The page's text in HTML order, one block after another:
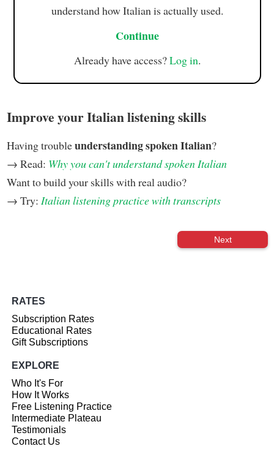
understand how Italian is actually used.
Continue
Already have access?Log in.
Improve your Italian listening skills
Having troubleunderstanding spoken Italian?
→ Read: Why you can't understand spoken Italian
Want to build your skills with real audio?
→ Try: Italian listening practice with transcripts
Next
RATES
Subscription Rates
Educational Rates
Gift Subscriptions
EXPLORE
Who It's For
How It Works
Free Listening Practice
Intermediate Plateau
Testimonials
Contact Us